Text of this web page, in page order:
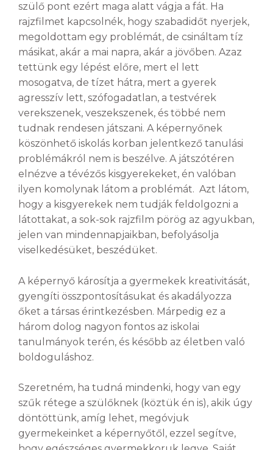
szülő pont ezért maga alatt vágja a fát. Ha
rajzfilmet kapcsolnék, hogy szabadidőt nyerjek,
megoldottam egy problémát, de csináltam tíz
másikat, akár a mai napra, akár a jövőben. Azaz
tettünk egy lépést előre, mert el lett
mosogatva, de tízet hátra, mert a gyerek
agresszív lett, szófogadatlan, a testvérek
verekszenek, veszekszenek, és többé nem
tudnak rendesen játszani. A képernyőnek
köszönhető iskolás korban jelentkező tanulási
problémákról nem is beszélve. A játszótéren
elnézve a tévézős kisgyerekeket, én valóban
ilyen komolynak látom a problémát. Azt látom,
hogy a kisgyerekek nem tudják feldolgozni a
látottakat, a sok-sok rajzfilm pörög az agyukban,
jelen van mindennapjaikban, befolyásolja
viselkedésüket, beszédüket.
A képernyő károsítja a gyermekek kreativitását,
gyengíti összpontosításukat és akadályozza
őket a társas érintkezésben. Márpedig ez a
három dolog nagyon fontos az iskolai
tanulmányok terén, és később az életben való
boldoguláshoz.
Szeretném, ha tudná mindenki, hogy van egy
szűk rétege a szülőknek (köztük én is), akik úgy
döntöttünk, amíg lehet, megóvjuk
gyermekeinket a képernyőtől, ezzel segítve,